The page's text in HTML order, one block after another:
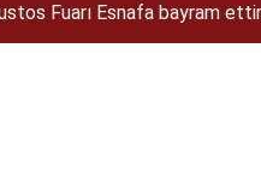
Kırsalına 45 Milyonluk